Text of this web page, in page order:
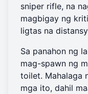
sniper rifle, na
magbigay ng
ligtas na
Sa panahon ng
mag-spawn ng
toilet. Mahalaga
mga ito, dahil